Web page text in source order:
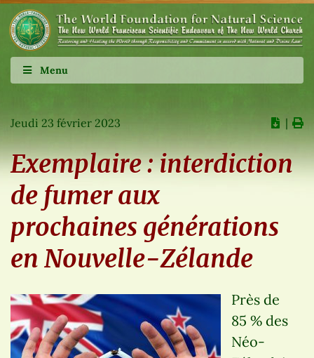
Menu
Jeudi 23 février 2023 ∣
Exemplaire : interdiction
de fumer aux
prochaines générations
en Nouvelle-Zélande
Près de
85 % des
Néo-